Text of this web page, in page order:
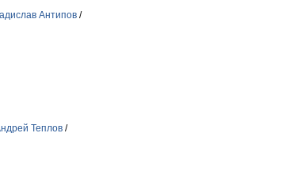
Антипов /
Теплов /